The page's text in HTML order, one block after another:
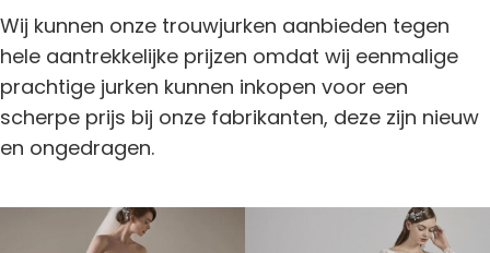
Wij kunnen onze trouwjurken aanbieden tegen
hele aantrekkelijke prijzen omdat wij eenmalige
prachtige jurken kunnen inkopen voor een
scherpe prijs bij onze fabrikanten, deze zijn nieuw
en ongedragen.